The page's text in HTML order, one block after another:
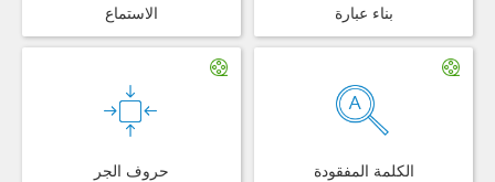
الاستماع بناء عبارة
حروف الجر الكلمة المفقودة